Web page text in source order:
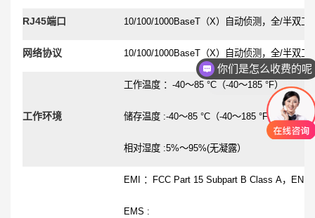
RJ45端口 10/100/1000BaseT （X）自动侦测，全/半双工
网络协议 10/100/1000BaseT （X）自动侦测，全/半双工
工作环境
工作温度 ： -40～85 °C （-40～185 °F）
储存温度 :-40～85 °C （-40～185 °F）
相对湿度 :5%～95%(无凝露）
EMI ： FCC Part 15 Subpart B Class A， EN
EMS :
现在有优惠活动吗